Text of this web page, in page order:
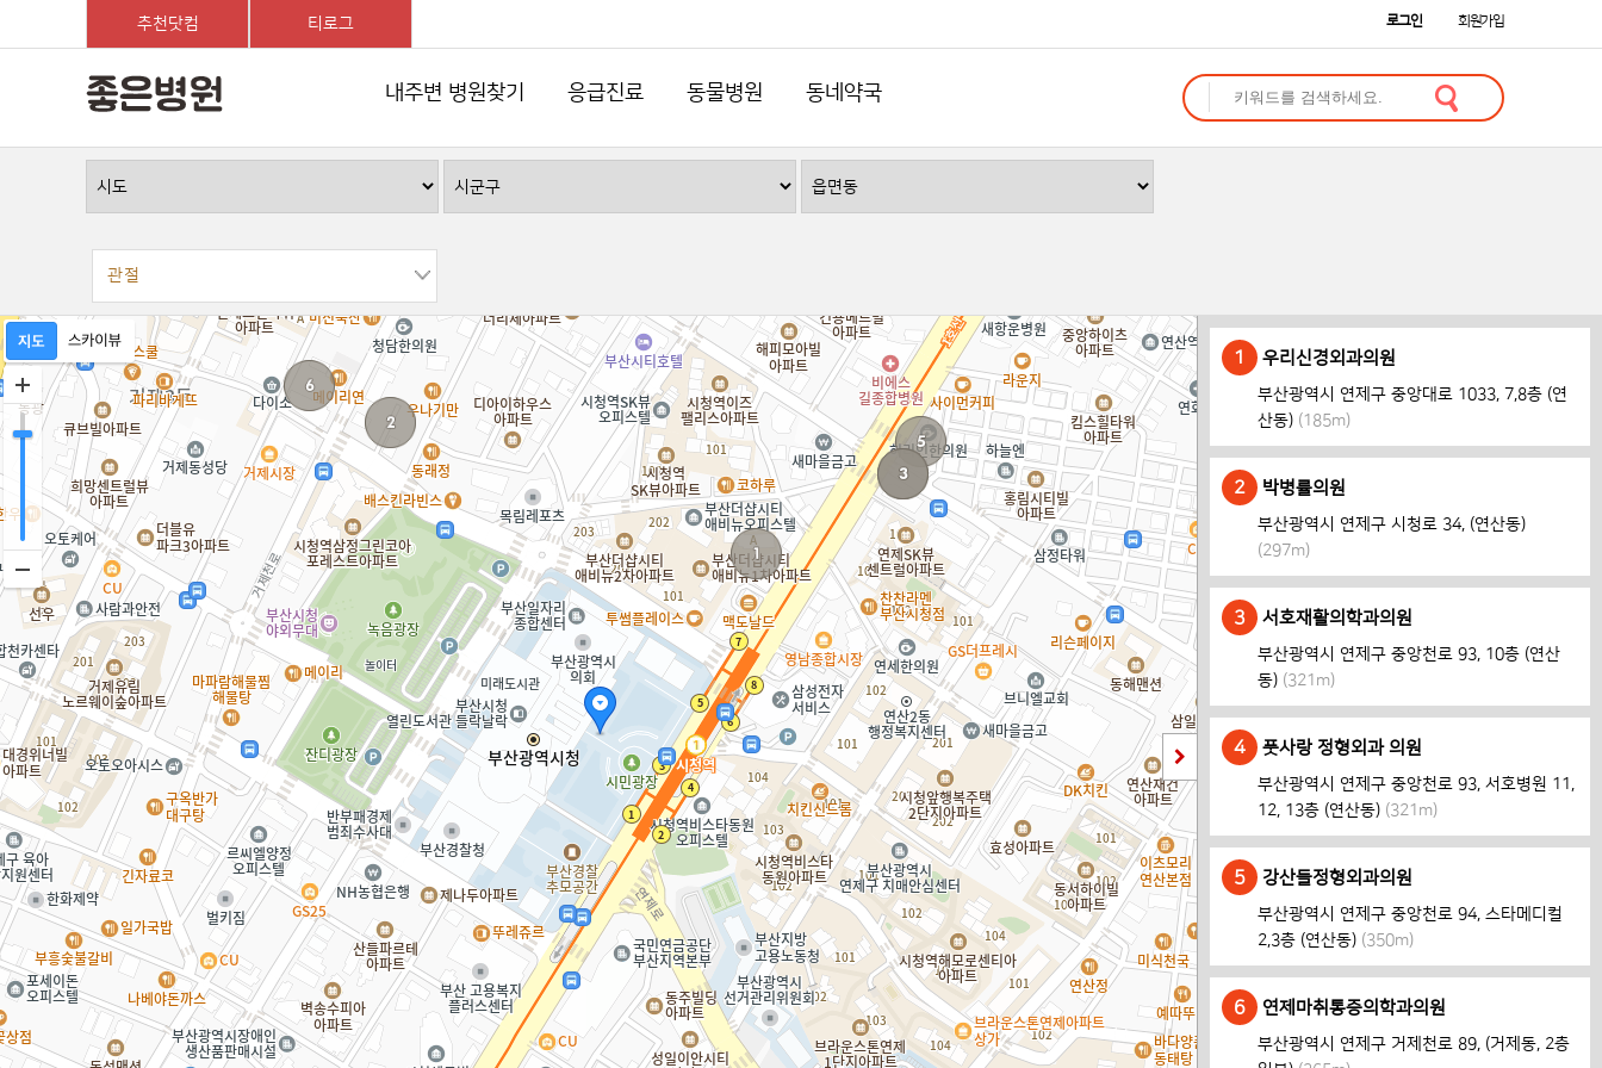
추천닷컴 티로그 회원가입
로그인
내주변 병원찾기 응급진료 동물병원 동네약국
관절
1 우리신경외과의원
부산광역시 연제구 중앙대로 1033, 7,8층 (연
산동) (185m)
2 박병률의원
부산광역시 연제구 시청로 34, (연산동)
(297m)
3 서호재활의학과의원
부산광역시 연제구 중앙천로 93, 10층 (연산
동) (321m)
4 풋사랑 정형외과 의원
부산광역시 연제구 중앙천로 93, 서호병원 11,
12, 13층 (연산동) (321m)
5 강산들정형외과의원
부산광역시 연제구 중앙천로 94, 스타메디컬
2,3층 (연산동) (350m)
6 연제마취통증의학과의원
부산광역시 연제구 거제천로 89, (거제동, 2층